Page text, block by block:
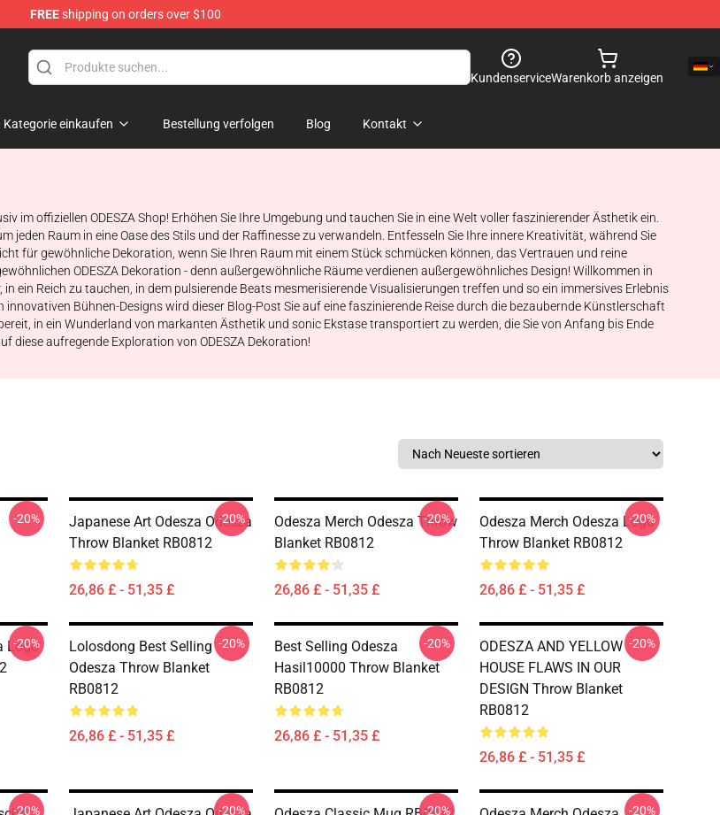
FREEshipping on orders over $100
KundenserviceWarenkorb anzeigen
Kategorie einkaufen Bestellung verfolgen Blog Kontakt
im offiziellen ODESZA Shop! Erhöhen Sie Ihre Umgebung und tauchen Sie in eine Welt voller faszinierender Ästhetik ein.
Raum in eine Oase des Stils und der Raffinesse zu verwandeln. Entfesseln Sie Ihre innere Kreativität, während Sie
für gewöhnliche Dekoration, wenn Sie Ihren Raum mit einem Stück schmücken können, das Vertrauen und reine
ODESZA Dekoration - denn außergewöhnliche Räume verdienen außergewöhnliches Design! Willkommen in
ein Reich zu tauchen, in dem pulsierende Beats mesmerisierende Visualisierungen treffen und so ein immersives Erlebnis
Bühnen-Designs wird dieser Blog-Post Sie auf eine faszinierende Reise durch die bezaubernde Künstlerschaft
in ein Wunderland von markanten Ästhetik und sonic Ekstase transportiert zu werden, die Sie von Anfang bis Ende
diese aufregende Exploration von ODESZA Dekoration!
-20%
Japanese Art Odesza Odesza
Throw Blanket RB0812
26,86 £ - 51,35 £
-20%
Odesza Merch Odesza Throw
Blanket RB0812
26,86 £ - 51,35 £
-20%
Odesza Merch Odesza Logo
Throw Blanket RB0812
26,86 £ - 51,35 £
-20%
Logo
-20%
Lolosdong Best Selling
Odesza Throw Blanket
RB0812
26,86 £ - 51,35 £
-20%
Best Selling Odesza
Hasil10000 Throw Blanket
RB0812
26,86 £ - 51,35 £
-20%
ODESZA AND YELLOW
HOUSE FLAWS IN OUR
DESIGN Throw Blanket
RB0812
26,86 £ - 51,35 £
-20%
-20% -20% -20% -20%